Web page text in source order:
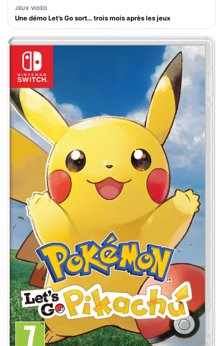
JEUX VIDÉO
Une démo Let’s Go sort… trois mois après les jeux